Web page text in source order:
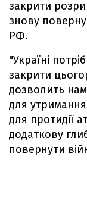
закрити
знову
РФ.
"Україні
закрити
дозволить
для утримання
для протидії
додаткову
повернути